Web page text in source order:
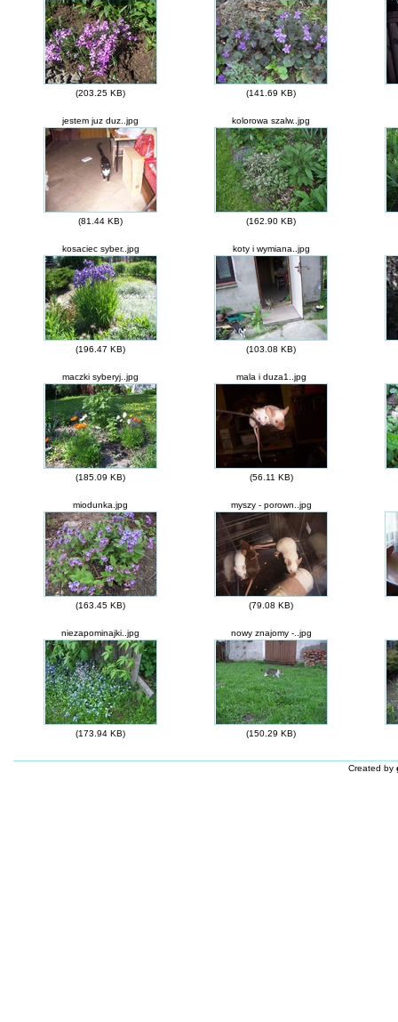
(203.25 KB) (141.69 KB)
jestem juz duz..jpg
(81.44 KB)
kolorowa szalw..jpg
(162.90 KB)
kosaciec syber..jpg
(196.47 KB)
koty i wymiana..jpg
(103.08 KB)
maczki syberyj..jpg
(185.09 KB)
mala i duza1..jpg
(56.11 KB)
miodunka.jpg
(163.45 KB)
myszy - porown..jpg
(79.08 KB)
niezapominajki..jpg
(173.94 KB)
nowy znajomy -..jpg
(150.29 KB)
Created by